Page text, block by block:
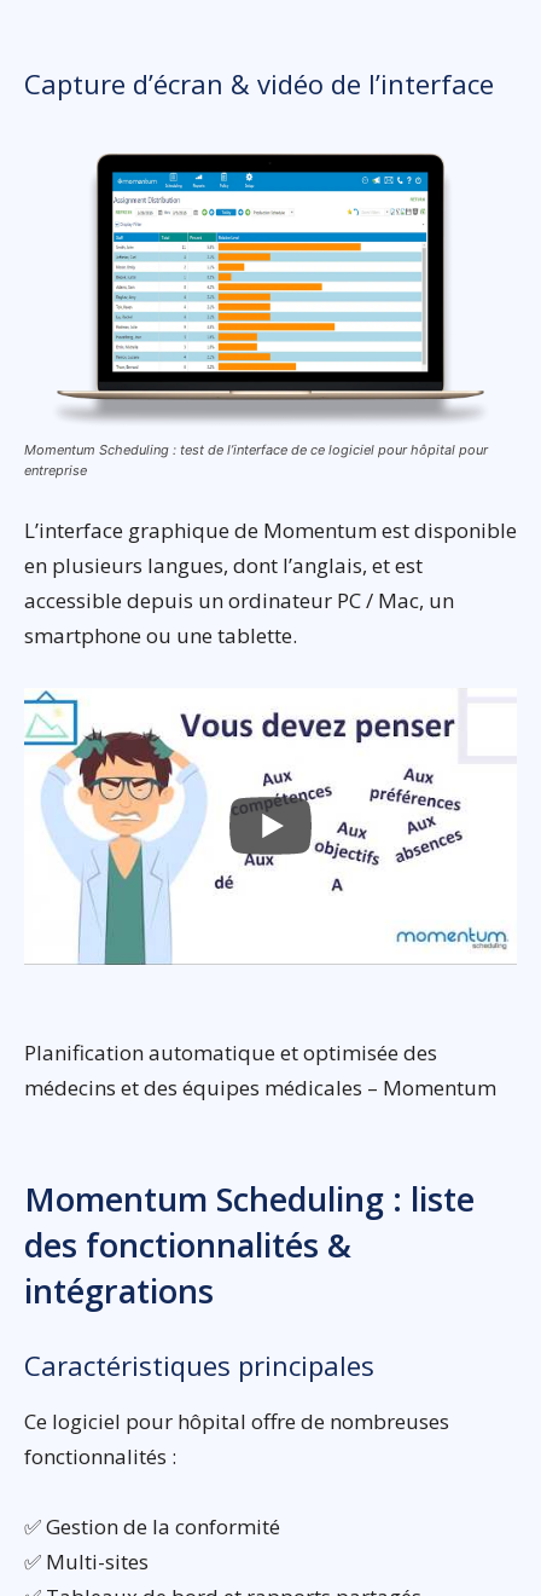
Capture d’écran & vidéo de l’interface
Momentum Scheduling : test de l’interface de ce logiciel pour hôpital pour
entreprise
L’interface graphique de Momentum est disponible
en plusieurs langues, dont l’anglais, et est
accessible depuis un ordinateur PC / Mac, un
smartphone ou une tablette.
Planification automatique et optimisée des
médecins et des équipes médicales – Momentum
Momentum Scheduling : liste
des fonctionnalités &
intégrations
Caractéristiques principales
Ce logiciel pour hôpital offre de nombreuses
fonctionnalités :
✅ Gestion de la conformité
✅ Multi-sites